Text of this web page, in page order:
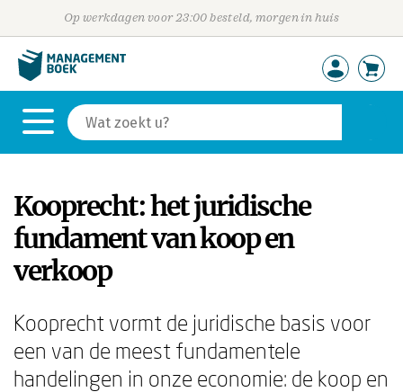
Op werkdagen voor 23:00 besteld, morgen in huis
Kooprecht: het juridische
fundament van koop en
verkoop
Kooprecht vormt de juridische basis voor
een van de meest fundamentele
handelingen in onze economie: de koop en